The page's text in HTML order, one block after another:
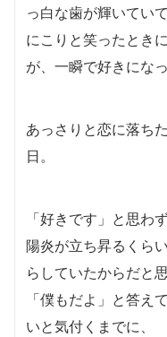
っ白な歯が輝いていて
にこりと笑ったとき
が、一瞬で好きになっ
あっさりと恋に落ち
日。
「好きです」と思わ
陽炎が立ち昇るくら
らしていたからだと
「僕もだよ」と答え
いと気付くまでに、